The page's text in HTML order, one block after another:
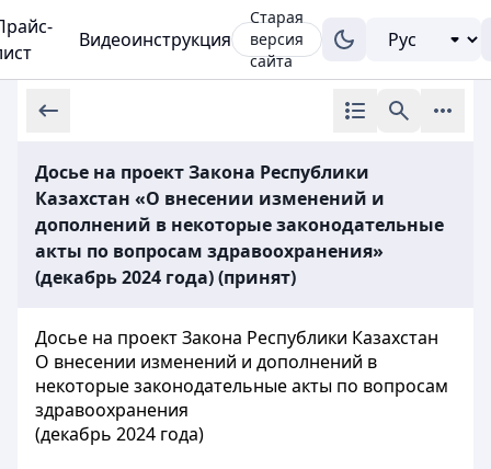
Видеоинструкция
Старая
версия
сайта
Досье на проект Закона Республики
Казахстан «О внесении изменений и
дополнений в некоторые законодательные
акты по вопросам здравоохранения»
(декабрь 2024 года) (принят)
Досье на проект Закона Республики Казахстан
О внесении изменений и дополнений в
некоторые законодательные акты по вопросам
здравоохранения
(декабрь 2024 года)